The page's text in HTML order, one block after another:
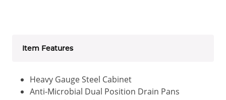
Item Features
Heavy Gauge Steel Cabinet
Anti-Microbial Dual Position Drain Pans